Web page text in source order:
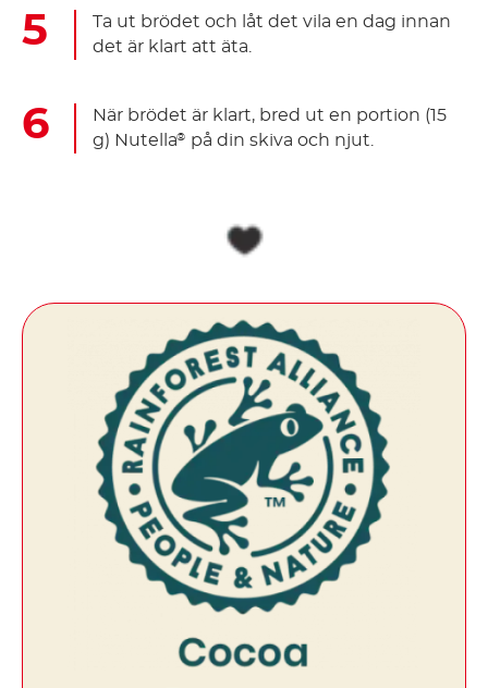
Ta ut brödet och låt det vila en dag innan
det är klart att äta.
När brödet är klart, bred ut en portion (15
g) Nutella® på din skiva och njut.